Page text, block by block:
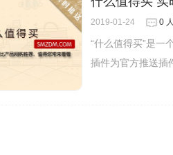
2019-01-24 0
“什么值得买”是一
插件为官方推送插